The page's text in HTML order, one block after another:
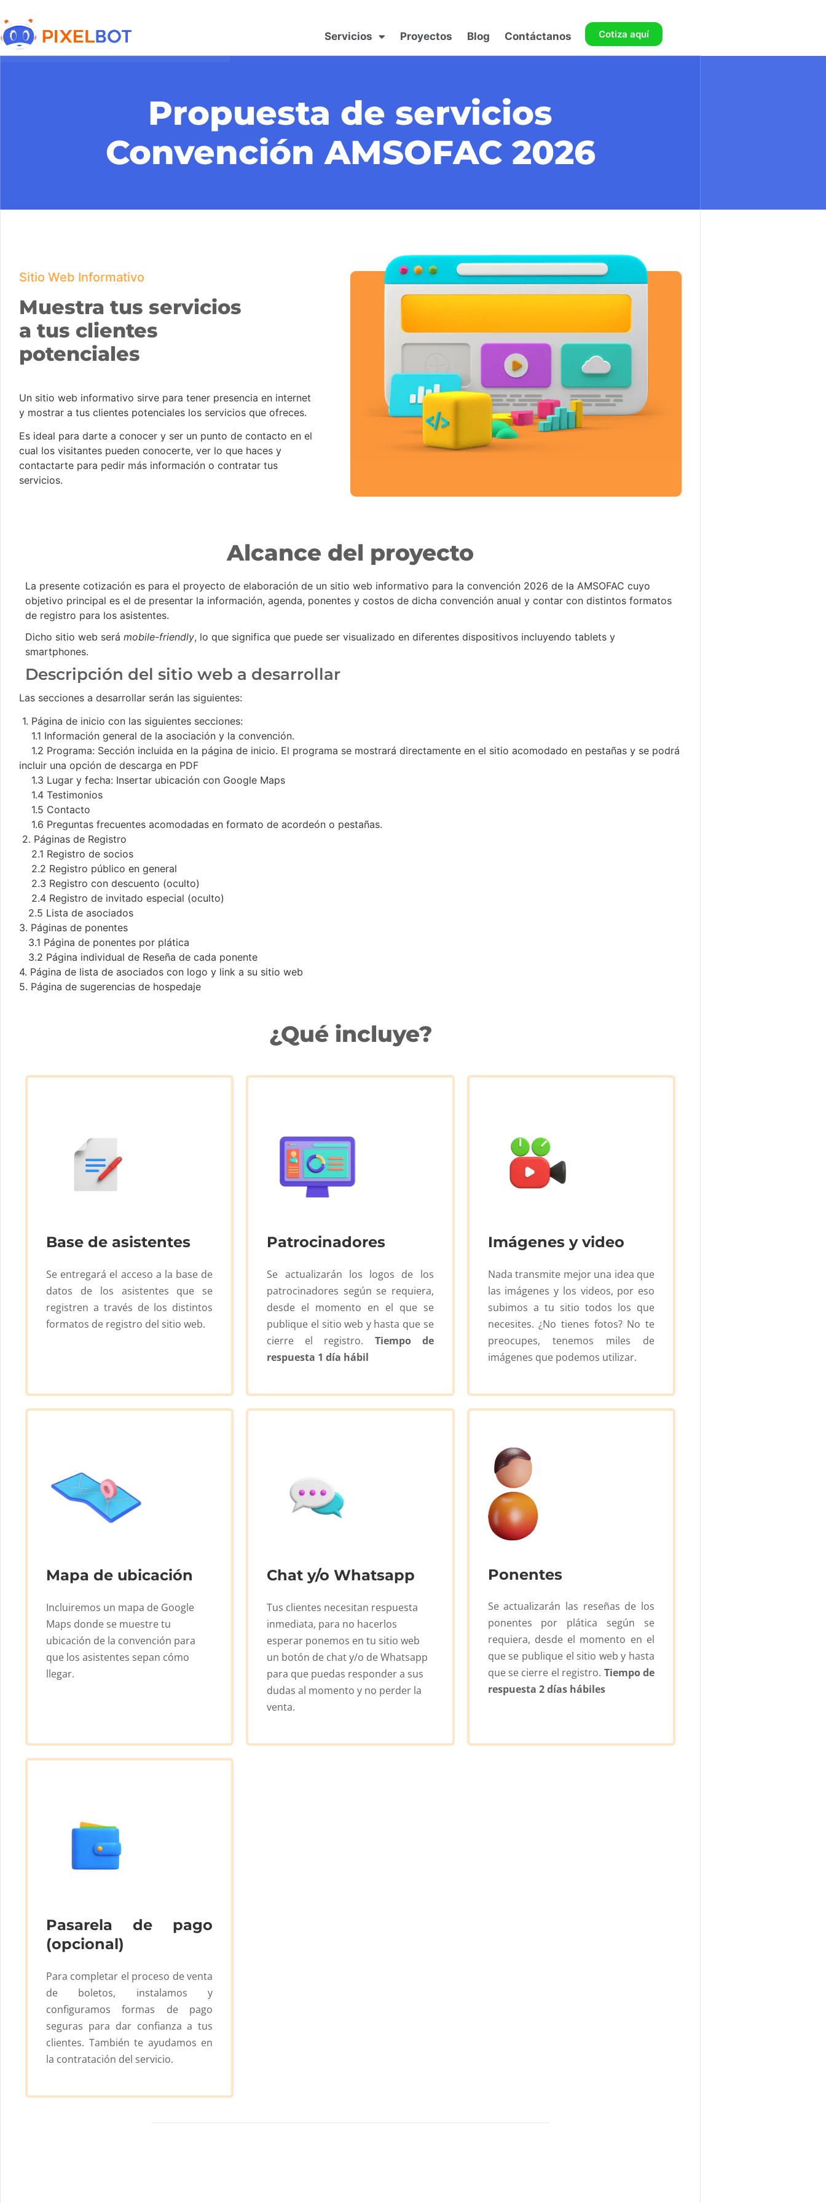
Servicios Proyectos Blog Contáctanos Cotiza aquí
Propuesta de servicios
Convención AMSOFAC 2026
Sitio Web Informativo
Muestra tus servicios
a tus clientes
potenciales
Un sitio web informativo sirve para tener presencia en internet
y mostrar a tus clientes potenciales los servicios que ofreces.
Es ideal para darte a conocer y ser un punto de contacto en el
cual los visitantes pueden conocerte, ver lo que haces y
contactarte para pedir más información o contratar tus
servicios.
Alcance del proyecto
La presente cotización es para el proyecto de elaboración de un sitio web informativo para la convención 2026 de la AMSOFAC cuyo
objetivo principal es el de presentar la información, agenda, ponentes y costos de dicha convención anual y contar con distintos formatos
de registro para los asistentes.
Dicho sitio web será mobile-friendly, lo que significa que puede ser visualizado en diferentes dispositivos incluyendo tablets y
smartphones.
Descripción del sitio web a desarrollar
Las secciones a desarrollar serán las siguientes:
⁠1. Página de inicio con las siguientes secciones:
1.1 Información general de la asociación y la convención.
1.2 Programa: Sección incluida en la página de inicio. El programa se mostrará directamente en el sitio acomodado en pestañas y se podrá
incluir una opción de descarga en PDF
1.3 Lugar y fecha: Insertar ubicación con Google Maps
1.4 Testimonios
1.5 Contacto
1.6 Preguntas frecuentes acomodadas en formato de acordeón o pestañas.
2. Páginas de Registro
⁠ 2.1 Registro de socios
2.2 Registro público en general
2.3 Registro con descuento (oculto)
2.4 Registro de invitado especial (oculto)
⁠2.5 Lista de asociados
3. Páginas de ponentes
3.1 Página de ponentes por plática
3.2 Página individual de Reseña de cada ponente
4. Página de lista de asociados con logo y link a su sitio web
5. Página de sugerencias de hospedaje
¿Qué incluye?
Base de asistentes
Se entregará el acceso a la base de
datos de los asistentes que se
registren a través de los distintos
formatos de registro del sitio web.
Patrocinadores
Se actualizarán los logos de los
patrocinadores según se requiera,
desde el momento en el que se
publique el sitio web y hasta que se
cierre el registro. Tiempo de
respuesta 1 día hábil
Imágenes y video
Nada transmite mejor una idea que
las imágenes y los videos, por eso
subimos a tu sitio todos los que
necesites. ¿No tienes fotos? No te
preocupes, tenemos miles de
imágenes que podemos utilizar.
Mapa de ubicación
Incluiremos un mapa de Google
Maps donde se muestre tu
ubicación de la convención para
que los asistentes sepan cómo
llegar.
Chat y/o Whatsapp
Tus clientes necesitan respuesta
inmediata, para no hacerlos
esperar ponemos en tu sitio web
un botón de chat y/o de Whatsapp
para que puedas responder a sus
dudas al momento y no perder la
venta.
Ponentes
Se actualizarán las reseñas de los
ponentes por plática según se
requiera, desde el momento en el
que se publique el sitio web y hasta
que se cierre el registro. Tiempo de
respuesta 2 días hábiles
Pasarela de pago
(opcional)
Para completar el proceso de venta
de boletos, instalamos y
configuramos formas de pago
seguras para dar confianza a tus
clientes. También te ayudamos en
la contratación del servicio.